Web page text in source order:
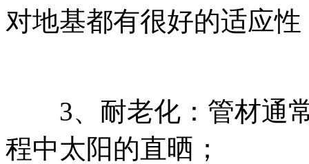
对地基都有很好的适应性
3、耐老化：管材通常
程中太阳的直晒；